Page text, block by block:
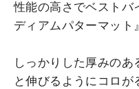
性能の高さでベストバ
ディアムパターマット
しっかりした厚みのあ
と伸びるようにコロが